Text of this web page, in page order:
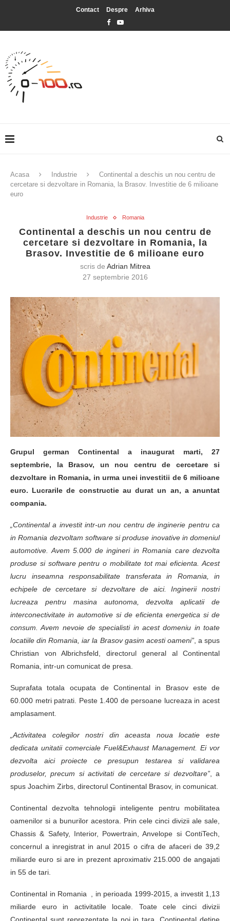
Contact Despre Arhiva
Acasa Industrie
Continental a deschis un nou centru de
cercetare si dezvoltare in Romania, la Brasov. Investitie de 6 milioane
euro
Industrie Romania
Continental a deschis un nou centru de
cercetare si dezvoltare in Romania, la
Brasov. Investitie de 6 milioane euro
scris de Adrian Mitrea
27 septembrie 2016
Grupul german Continental a inaugurat marti, 27
septembrie, la Brasov, un nou centru de cercetare si
dezvoltare in Romania, in urma unei investitii de 6 milioane
euro. Lucrarile de constructie au durat un an, a anuntat
compania.
„Continental a investit intr-un nou centru de inginerie pentru ca
in Romania dezvoltam software si produse inovative in domeniul
automotive. Avem 5.000 de ingineri in Romania care dezvolta
produse si software pentru o mobilitate tot mai eficienta. Acest
lucru inseamna responsabilitate transferata in Romania, in
echipele de cercetare si dezvoltare de aici. Inginerii nostri
lucreaza pentru masina autonoma, dezvolta aplicatii de
interconectivitate in automotive si de eficienta energetica si de
consum. Avem nevoie de specialisti in acest domeniu in toate
locatiile din Romania, iar la Brasov gasim acesti oameni”, a spus
Christian von Albrichsfeld, directorul general al Continental
Romania, intr-un comunicat de presa.
Suprafata totala ocupata de Continental in Brasov este de
60.000 metri patrati. Peste 1.400 de persoane lucreaza in acest
amplasament.
„Activitatea colegilor nostri din aceasta noua locatie este
dedicata unitatii comerciale Fuel&Exhaust Management. Ei vor
dezvolta aici proiecte ce presupun testarea si validarea
produselor, precum si activitati de cercetare si dezvoltare”, a
spus Joachim Zirbs, directorul Continental Brasov, in comunicat.
Continental dezvolta tehnologii inteligente pentru mobilitatea
oamenilor si a bunurilor acestora. Prin cele cinci divizii ale sale,
Chassis & Safety, Interior, Powertrain, Anvelope si ContiTech,
concernul a inregistrat in anul 2015 o cifra de afaceri de 39,2
miliarde euro si are in prezent aproximativ 215.000 de angajati
in 55 de tari.
Continental in Romania , in perioada 1999-2015, a investit 1,13
miliarde euro in activitatile locale. Toate cele cinci divizii
Continental sunt reprezentate la noi in tara. Continental detine